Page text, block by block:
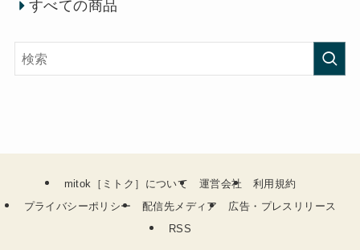
すべての商品
mitok［ミトク］について 運営会社
利用規約
プライバシーポリシー
配信先メディア
広告・プレスリリース
RSS